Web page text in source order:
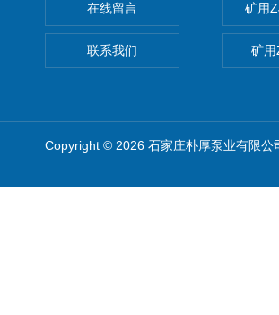
在线留言
联系我们
矿用
矿用
Copyright © 2026 石家庄朴厚泵业有限公